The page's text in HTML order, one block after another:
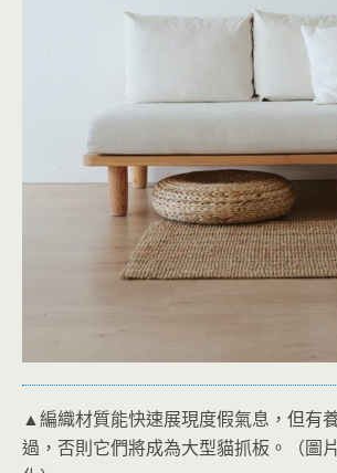
▲編織材質能快速展現度假氣息，但有
過，否則它們將成為大型貓抓板。（圖